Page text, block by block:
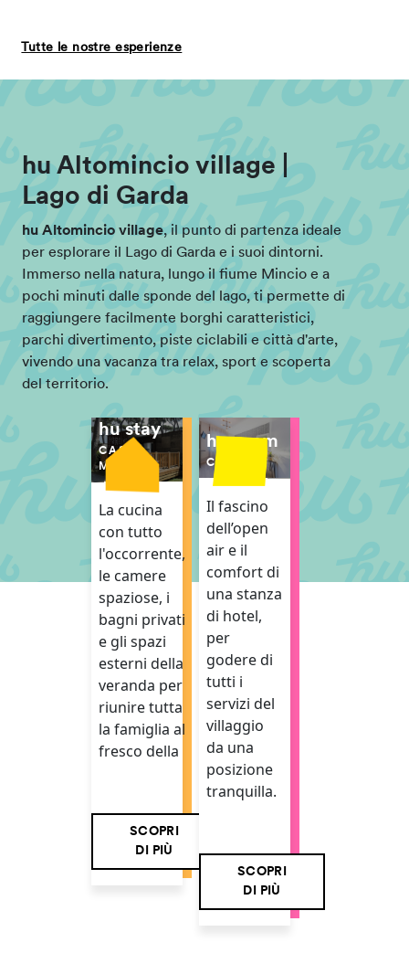
Tutte le nostre esperienze
hu Altomincio village |
Lago di Garda
hu Altomincio village, il punto di partenza ideale
per esplorare il Lago di Garda e i suoi dintorni.
Immerso nella natura, lungo il fiume Mincio e a
pochi minuti dalle sponde del lago, ti permette di
raggiungere facilmente borghi caratteristici,
parchi divertimento, piste ciclabili e città d'arte,
vivendo una vacanza tra relax, sport e scoperta
del territorio.
hu stay
CASE
MOBILI
La cucina
con tutto
l'occorrente,
le camere
spaziose, i
bagni privati
e gli spazi
esterni della
veranda per
riunire tutta
la famiglia al
fresco della
SCOPRI
DI PIÙ
hu room
CAMERE
Il fascino
dell’open
air e il
comfort di
una stanza
di hotel,
per
godere di
tutti i
servizi del
villaggio
da una
posizione
tranquilla.
SCOPRI
DI PIÙ